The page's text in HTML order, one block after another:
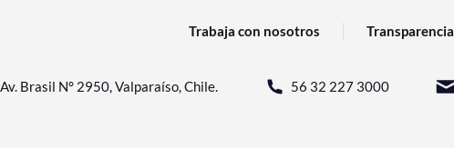
Trabaja con nosotros Transparencia
Av. Brasil N° 2950, Valparaíso, Chile. 56 32 227 3000